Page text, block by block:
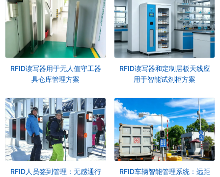
RFID读写器用于无人值守工器
具仓库管理方案
RFID读写器和定制层板天线应
用于智能试剂柜方案
RFID人员签到管理：无感通行
RFID车辆智能管理系统：远距